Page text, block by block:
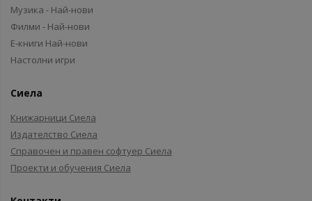
Музика - Най-нови
Филми - Най-нови
Е-книги Най-нови
Настолни игри
Сиела
Книжарници Сиела
Издателство Сиела
Справочен и правен софтуер Сиела
Проекти и обучения Сиела